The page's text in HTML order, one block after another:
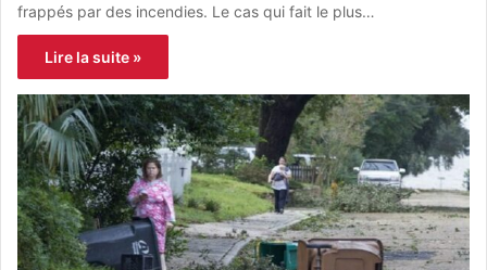
frappés par des incendies. Le cas qui fait le plus…
Lire la suite »